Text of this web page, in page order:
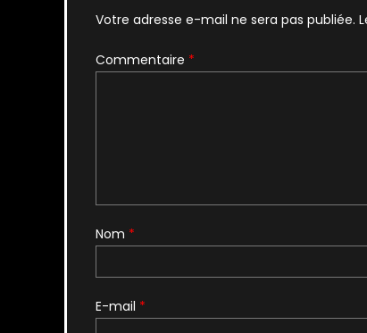
Votre adresse e-mail ne sera pas publiée.
Commentaire *
Nom *
E-mail *